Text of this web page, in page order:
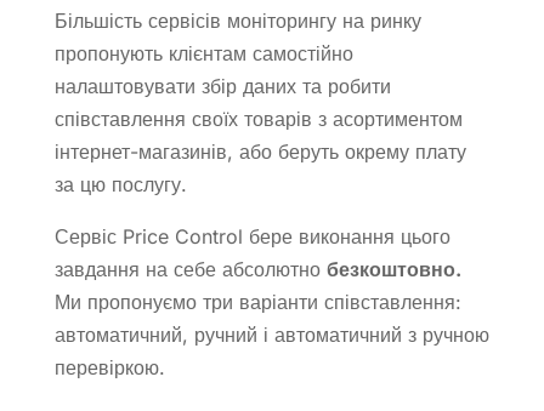
Більшість сервісів моніторингу на ринку
пропонують клієнтам самостійно
налаштовувати збір даних та робити
співставлення своїх товарів з асортиментом
інтернет-магазинів, або беруть окрему плату
за цю послугу.
Сервіс Price Control бере виконання цього
завдання на себе абсолютно безкоштовно.
Ми пропонуємо три варіанти співставлення:
автоматичний, ручний і автоматичний з ручною
перевіркою.